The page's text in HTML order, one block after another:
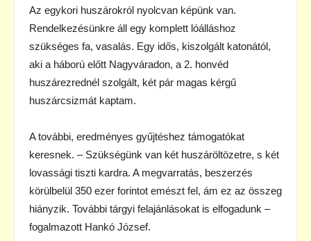
Az egykori huszárokról nyolcvan képünk van.
Rendelkezésünkre áll egy komplett lóálláshoz
szükséges fa, vasalás. Egy idős, kiszolgált katonától,
aki a háború előtt Nagyváradon, a 2. honvéd
huszárezrednél szolgált, két pár magas kérgű
huszárcsizmát kaptam.
A további, eredményes gyűjtéshez támogatókat
keresnek. – Szükségünk van két huszáröltözetre, s két
lovassági tiszti kardra. A megvarratás, beszerzés
körülbelül 350 ezer forintot emészt fel, ám ez az összeg
hiányzik. További tárgyi felajánlásokat is elfogadunk –
fogalmazott Hankó József.